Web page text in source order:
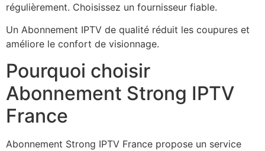
régulièrement. Choisissez un fournisseur fiable.
Un Abonnement IPTV de qualité réduit les coupures et
améliore le confort de visionnage.
Pourquoi choisir
Abonnement Strong IPTV
France
Abonnement Strong IPTV France propose un service